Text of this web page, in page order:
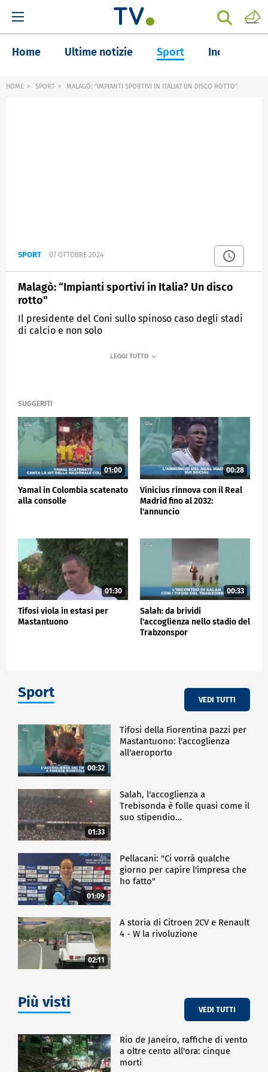
Home Ultime notizie Sport Inchieste
HOME SPORT MALAGÒ: “IMPIANTI SPORTIVI IN ITALIA? UN DISCO ROTTO"
SPORT 07 OTTOBRE 2024
Malagò: “Impianti sportivi in Italia? Un disco
rotto"
Il presidente del Coni sullo spinoso caso degli stadi
di calcio e non solo
SPORTMEDIASET
SUGGERITI
01:00
Yamal in Colombia scatenato
alla consolle
00:28
Vinicius rinnova con il Real
Madrid fino al 2032:
l'annuncio
01:30
Tifosi viola in estasi per
Mastantuono
00:33
Salah: da brividi
l'accoglienza nello stadio del
Trabzonspor
Sport VEDI TUTTI
00:32
Tifosi della Fiorentina pazzi per
Mastantuono: l'accoglienza
all'aeroporto
01:33
Salah, l'accoglienza a
Trebisonda è folle quasi come il
suo stipendio…
01:09
Pellacani: "Ci vorrà qualche
giorno per capire l'impresa che
ho fatto"
02:11
A storia di Citroen 2CV e Renault
4 - W la rivoluzione
Più visti VEDI TUTTI
Rio de Janeiro, raffiche di vento
a oltre cento all'ora: cinque
morti